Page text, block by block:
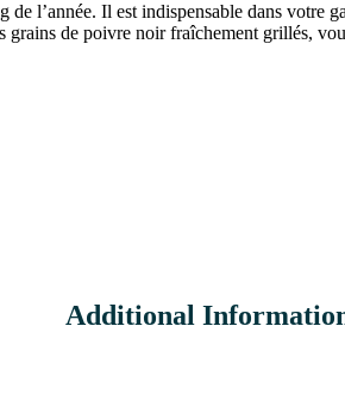
l’année. Il est indispensable dans
de poivre noir fraîchement grillés,
Additional